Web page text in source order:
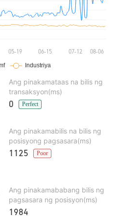
Ang pinakamataas na bilis ng
transaksyon(ms)
0 Perfect
Ang pinakamabilis na bilis ng
posisyong pagsasara(ms)
1125 Poor
Ang pinakamababang bilis ng
pagsasara ng posisyon(ms)
1984